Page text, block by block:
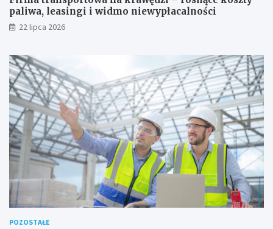
paliwa, leasingi i widmo niewypłacalności
22 lipca 2026
POZOSTAŁE